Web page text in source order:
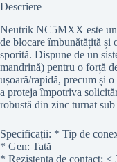
Descriere
Neutrik NC5MXX este
de blocare îmbunătățită și
sporită. Dispune de un
mandrină) pentru o forță
ușoară/rapidă, precum și
a proteja împotriva
robustă din zinc turnat
Specificații: * Tip de
* Gen: Tată
* Rezistența de contact: ≤